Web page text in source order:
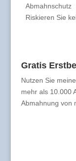
Riskieren Sie
Gratis
Nutzen Sie
mehr als 10.000
Abmahnung von